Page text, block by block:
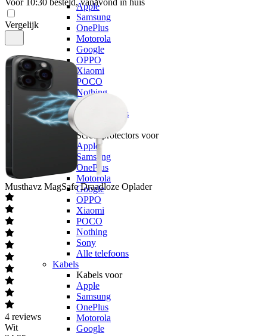
Apple
Samsung
OnePlus
Motorola
Google
OPPO
Xiaomi
POCO
Nothing
Sony
Alle telefoons
Screenprotectors
Screenprotectors voor
Apple
Samsung
OnePlus
Motorola
Google
OPPO
Xiaomi
POCO
Nothing
Sony
Alle telefoons
Kabels
Kabels voor
Apple
Samsung
OnePlus
Motorola
Google
Voor 10:30 besteld, vanavond in huis
Vergelijk
Musthavz MagSafe Draadloze Oplader
4 reviews
Wit